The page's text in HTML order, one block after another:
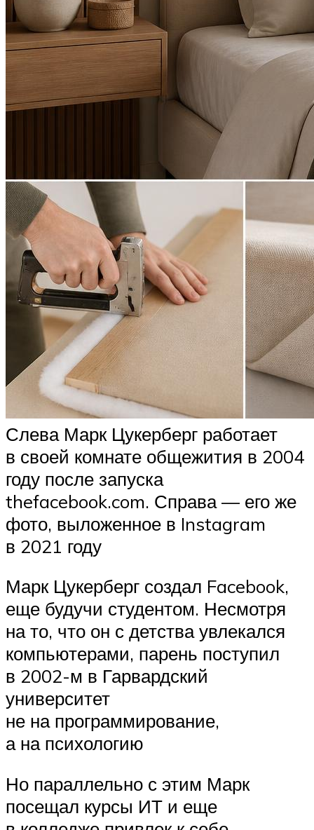
Слева Марк Цукерберг работает
в своей комнате общежития в 2004
году после запуска
thefacebook.com. Справа — его же
фото, выложенное в Instagram
в 2021 году
Марк Цукерберг создал Facebook,
еще будучи студентом. Несмотря
на то, что он с детства увлекался
компьютерами, парень поступил
в 2002-м в Гарвардский
университет
не на программирование,
а на психологию
Но параллельно с этим Марк
посещал курсы ИТ и еще